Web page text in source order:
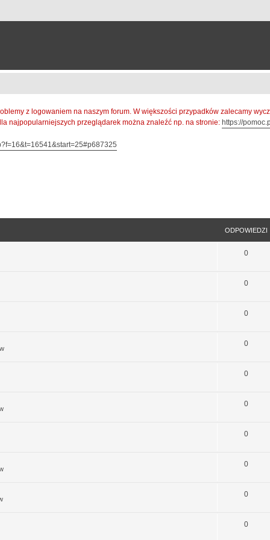
z logowaniem na naszym forum. W większości przypadków zalecamy
najpopularniejszych przeglądarek można znaleźć np. na stronie: https://
ODPOWIEDZI
0
0
0
0
0
0
0
0
0
0